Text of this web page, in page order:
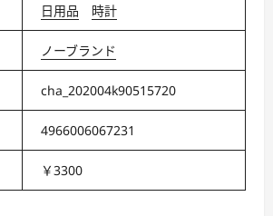
日用品 時計
ノーブランド
cha_202004k90515720
4966006067231
￥3300